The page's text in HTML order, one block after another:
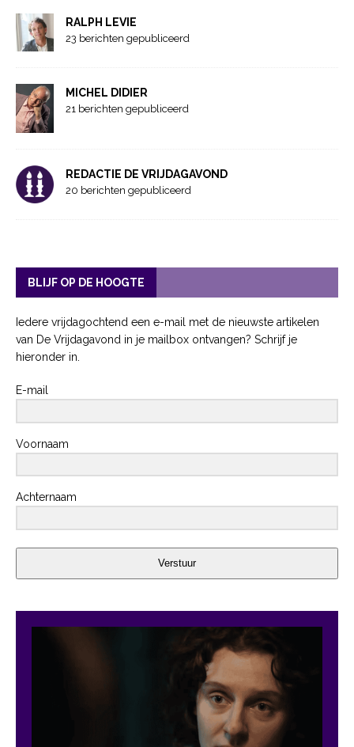
RALPH LEVIE
23 berichten gepubliceerd
MICHEL DIDIER
21 berichten gepubliceerd
REDACTIE DE VRIJDAGAVOND
20 berichten gepubliceerd
BLIJF OP DE HOOGTE
Iedere vrijdagochtend een e-mail met de nieuwste artikelen
van De Vrijdagavond in je mailbox ontvangen? Schrijf je
hieronder in.
E-mail
Voornaam
Achternaam
Verstuur